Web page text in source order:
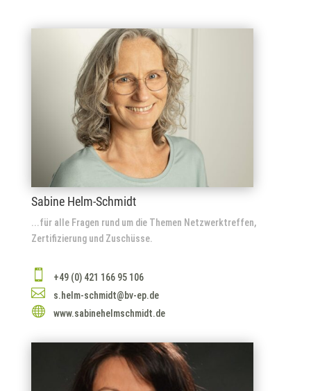
Sabine Helm-Schmidt
...für alle Fragen rund um die Themen Netzwerktreffen,
Zertifizierung und Zuschüsse.
 +49 (0) 421 166 95 106
 s.helm-schmidt@bv-ep.de
 www.sabinehelmschmidt.de